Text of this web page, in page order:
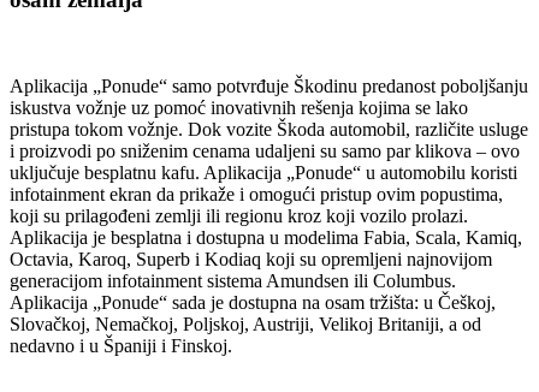
Aplikacija „Ponude“ samo potvrđuje Škodinu predanost poboljšanju
iskustva vožnje uz pomoć inovativnih rešenja kojima se lako
pristupa tokom vožnje. Dok vozite Škoda automobil, različite usluge
i proizvodi po sniženim cenama udaljeni su samo par klikova – ovo
uključuje besplatnu kafu. Aplikacija „Ponude“ u automobilu koristi
infotainment ekran da prikaže i omogući pristup ovim popustima,
koji su prilagođeni zemlji ili regionu kroz koji vozilo prolazi.
Aplikacija je besplatna i dostupna u modelima Fabia, Scala, Kamiq,
Octavia, Karoq, Superb i Kodiaq koji su opremljeni najnovijom
generacijom infotainment sistema Amundsen ili Columbus.
Aplikacija „Ponude“ sada je dostupna na osam tržišta: u Češkoj,
Slovačkoj, Nemačkoj, Poljskoj, Austriji, Velikoj Britaniji, a od
nedavno i u Španiji i Finskoj.